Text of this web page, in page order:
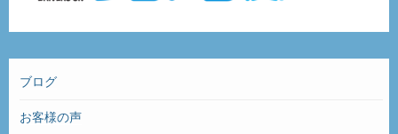
ブログ
お客様の声